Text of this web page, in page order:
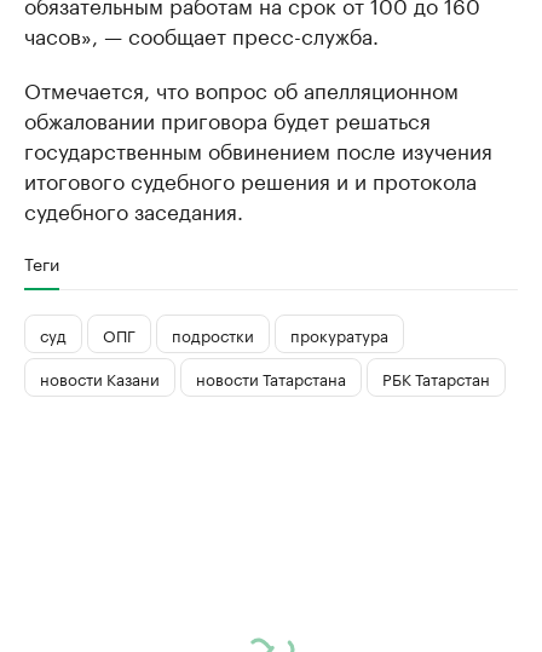
часов», — сообщает пресс-служба.
Отмечается, что вопрос об апелляционном
обжаловании приговора будет решаться
государственным обвинением после изучения
итогового судебного решения и и протокола
судебного заседания.
Теги
суд ОПГ подростки
прокуратура
новости Казани
новости Татарстана РБК Татарстан